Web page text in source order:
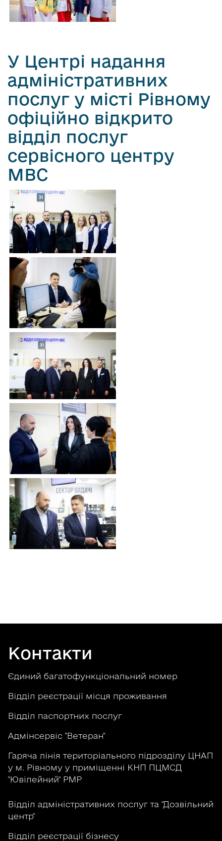
У Центрі надання
адміністративних
послуг у місті Рівному
офіційно відкрито
відділ послуг
сервісного центру
МВС
Контакти
Єдиний багатофункціональний номер
Відділ реєстрації місця проживання
Відділ паспортних послуг
Адмінсервіс "Ветеран"
Гаряча лінія територіального підрозділу ЦНАП
у м. Рівному у приміщенні КНП ПЦМСД
"Ювілейний" РМР
Відділ адміністративних послуг та "Дозвільний
центр"
Відділ реєстрації бізнесу